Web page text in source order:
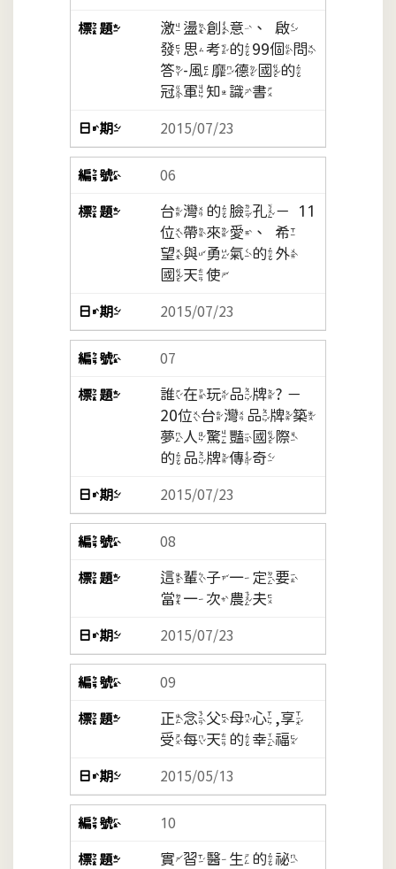
激盪創意、啟
發思考的99個問
答-風靡德國的
冠軍知識書
2015/07/23
06
台灣的臉孔－11
位帶來愛、希
望與勇氣的外
國天使
2015/07/23
07
誰在玩品牌? －
20位台灣品牌築
夢人驚豔國際
的品牌傳奇
2015/07/23
08
這輩子一定要
當一次農夫
2015/07/23
09
正念父母心,享
受每天的幸福
2015/05/13
10
實習醫生的祕